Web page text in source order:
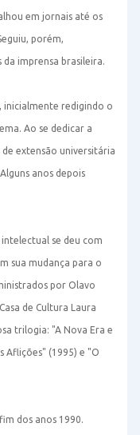
em jornais até os
porém,
imprensa brasileira.
inicialmente redigindo o
Ao se dedicar a
extensão universitária
anos depois
se deu com
sua mudança para o
por Olavo
de Cultura Laura
trilogia: "A Nova Era e
Aflições" (1995) e "O
dos anos 1990.